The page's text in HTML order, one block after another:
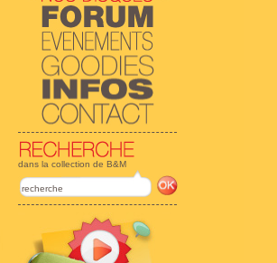
dans la collection de B&M